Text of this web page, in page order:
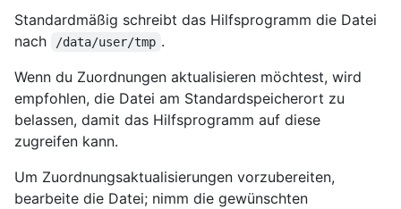
Standardmäßig schreibt das Hilfsprogramm die Datei
nach
/data/user/tmp .
Wenn du Zuordnungen aktualisieren möchtest, wird
empfohlen, die Datei am Standardspeicherort zu
belassen, damit das Hilfsprogramm auf diese
zugreifen kann.
Um Zuordnungsaktualisierungen vorzubereiten,
bearbeite die Datei; nimm die gewünschten